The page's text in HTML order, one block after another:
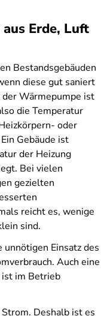
Erde, Luft
Bestandsgebäuden
diese gut saniert
der Wärmepumpe ist
die Temperatur
oder
Gebäude ist
der Heizung
Bei vielen
gezielten
reicht es, wenige
sind.
Einsatz des
Auch eine
im Betrieb
Deshalb ist es